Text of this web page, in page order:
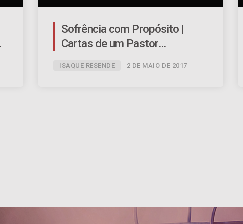
Sofrência com Propósito |
Cartas de um Pastor
ISAQUE RESENDE 2 DE MAIO DE 2017